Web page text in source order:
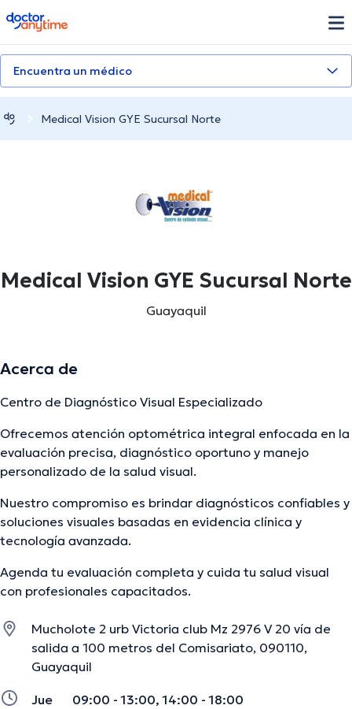
doctoranytime
Encuentra un médico
Medical Vision GYE Sucursal Norte
Medical Vision GYE Sucursal Norte
Guayaquil
Acerca de
Centro de Diagnóstico Visual Especializado
Ofrecemos atención optométrica integral enfocada en la
evaluación precisa, diagnóstico oportuno y manejo
personalizado de la salud visual.
Nuestro compromiso es brindar diagnósticos confiables y
soluciones visuales basadas en evidencia clínica y
tecnología avanzada.
Agenda tu evaluación completa y cuida tu salud visual
con profesionales capacitados.
Mucholote 2 urb Victoria club Mz 2976 V 20 vía de
salida a 100 metros del Comisariato, 090110,
Guayaquil
Jue
09:00 - 13:00, 14:00 - 18:00